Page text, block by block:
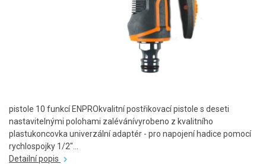
pistole 10 funkcí ENPROkvalitní postřikovací pistole s deseti
nastavitelnými polohami zalévánívyrobeno z kvalitního
plastukoncovka univerzální adaptér - pro napojení hadice pomocí
rychlospojky 1/2"...
Detailní popis